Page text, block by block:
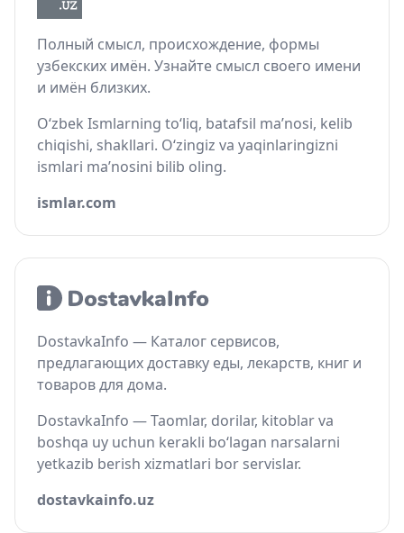
Полный смысл, происхождение, формы
узбекских имён. Узнайте смысл своего имени
и имён близких.
O‘zbek Ismlarning to‘liq, batafsil ma’nosi, kelib
chiqishi, shakllari. O‘zingiz va yaqinlaringizni
ismlari ma’nosini bilib oling.
ismlar.com
DostavkaInfo — Каталог сервисов,
предлагающих доставку еды, лекарств, книг и
товаров для дома.
DostavkaInfo — Taomlar, dorilar, kitoblar va
boshqa uy uchun kerakli bo‘lagan narsalarni
yetkazib berish xizmatlari bor servislar.
dostavkainfo.uz